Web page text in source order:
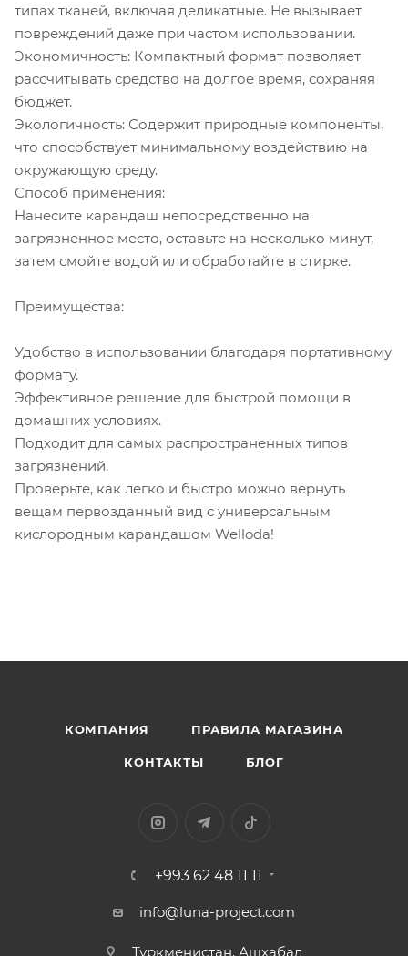
типах тканей, включая деликатные. Не вызывает
повреждений даже при частом использовании.
Экономичность: Компактный формат позволяет
рассчитывать средство на долгое время, сохраняя
бюджет.
Экологичность: Содержит природные компоненты,
что способствует минимальному воздействию на
окружающую среду.
Способ применения:
Нанесите карандаш непосредственно на
загрязненное место, оставьте на несколько минут,
затем смойте водой или обработайте в стирке.
Преимущества:
Удобство в использовании благодаря портативному
формату.
Эффективное решение для быстрой помощи в
домашних условиях.
Подходит для самых распространенных типов
загрязнений.
Проверьте, как легко и быстро можно вернуть
вещам первозданный вид с универсальным
кислородным карандашом Welloda!
КОМПАНИЯ ПРАВИЛА МАГАЗИНА
КОНТАКТЫ БЛОГ
+993 62 48 11 11
info@luna-project.com
Туркменистан, Ашхабад